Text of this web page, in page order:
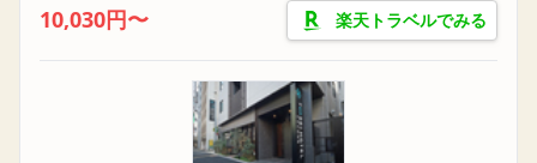
10,030円〜 楽天トラベルでみる